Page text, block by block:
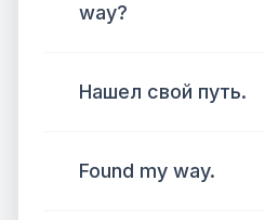
way?
Нашел свой путь.
Found my way.